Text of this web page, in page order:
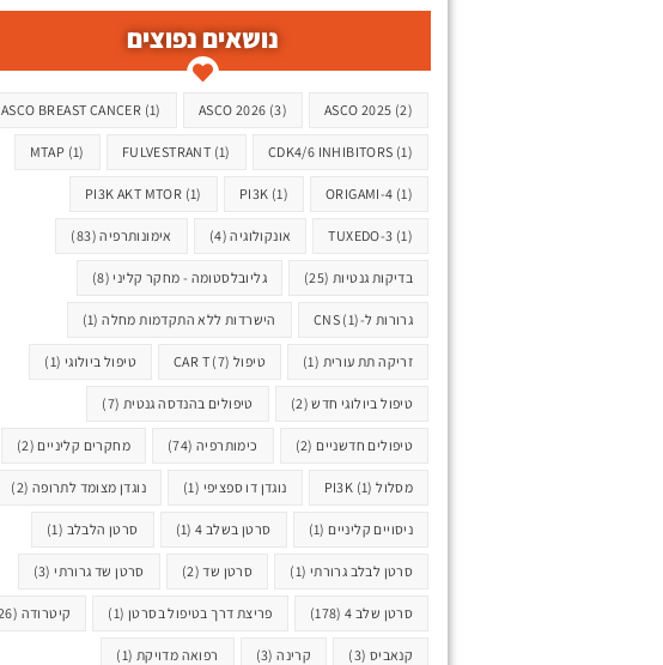
נושאים נפוצים
ASCO 2025 (2)
ASCO 2026 (3)
ASCO BREAST CANCER (1)
CDK4/6 INHIBITORS (1)
FULVESTRANT (1)
MTAP (1)
ORIGAMI-4 (1)
PI3K (1)
PI3K AKT MTOR (1)
TUXEDO-3 (1) אונקולוגיה(4) אימונותרפיה(83)
בדיקות גנטיות (25) גליובלסטומה - מחקר קליני(8)
גרורות ל-CNS(1) הישרדות ללא התקדמות מחלה(1)
זריקה תת עורית (1) טיפול CAR T (7) טיפול ביולוגי (1)
טיפול ביולוגי חדש(2) טיפולים בהנדסה גנטית (7)
טיפולים חדשניים (2) כימותרפיה (74) מחקרים קליניים (2)
מסלול PI3K (1) נוגדן דו ספציפי (1) נוגדן מצומד לתרופה (2)
ניסויים קליניים (1) סרטן בשלב 4 (1) סרטן הלבלב (1)
סרטן לבלב גרורתי (1) סרטן שד(2) סרטן שד גרורתי(3)
סרטן שלב 4 (178) פריצת דרך בטיפול בסרטן (1) קיטרודה (26)
קנאביס (3) קרינה(3) רפואה מדויקת (1)